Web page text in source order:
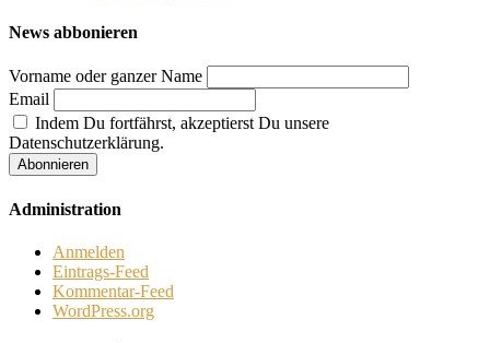
News abbonieren
Vorname oder ganzer Name
Email
Indem Du fortfährst, akzeptierst Du unsere
Datenschutzerklärung.
Administration
Anmelden
Eintrags-Feed
Kommentar-Feed
WordPress.org